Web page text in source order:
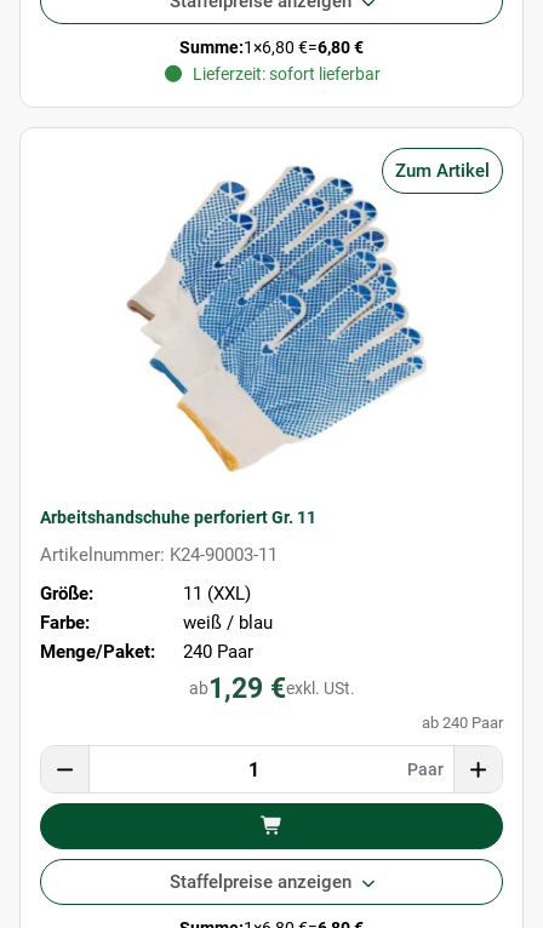
Summe:1×6,80 €=6,80 €
Lieferzeit: sofort lieferbar
Zum Artikel
Arbeitshandschuhe perforiert Gr. 11
Artikelnummer: K24-90003-11
Größe:
11 (XXL)
Farbe:
weiß / blau
Menge/Paket:
240 Paar
ab1,29 €exkl. USt.
ab 240 Paar
Paar
Staffelpreise anzeigen